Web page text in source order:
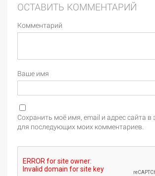
ОСТАВИТЬ КОММЕНТАРИЙ
Комментарий
Ваше имя
Сохранить моё имя, email и адрес сайта в
для последующих моих комментариев.